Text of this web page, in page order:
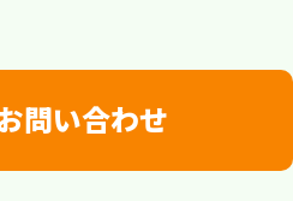
問い合わせ